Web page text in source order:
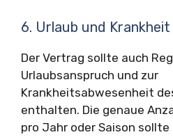
6. Urlaub und Krankheit
Der Vertrag sollte auch
Urlaubsanspruch und zur
Krankheitsabwesenheit
enthalten. Die genaue
pro Jahr oder Saison